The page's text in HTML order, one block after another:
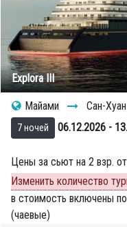
Explora III
Майами Сан-
7 ночей 06.12.2026 -
Цены за сьют на 2 взр. от
Изменить количество
в стоимость включены
(чаевые)